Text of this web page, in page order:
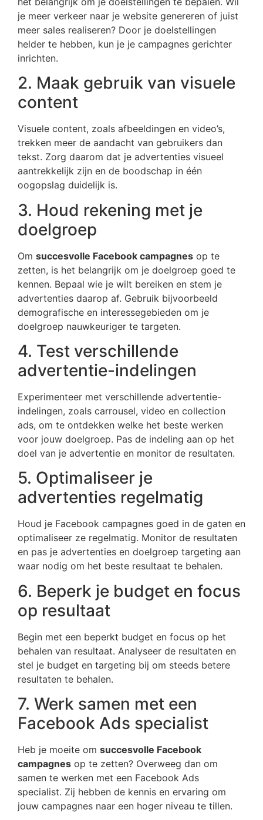
je meer verkeer naar je website genereren of juist
meer sales realiseren? Door je doelstellingen
helder te hebben, kun je je campagnes gerichter
inrichten.
2. Maak gebruik van visuele
content
Visuele content, zoals afbeeldingen en video’s,
trekken meer de aandacht van gebruikers dan
tekst. Zorg daarom dat je advertenties visueel
aantrekkelijk zijn en de boodschap in één
oogopslag duidelijk is.
3. Houd rekening met je
doelgroep
Om succesvolle Facebook campagnes op te
zetten, is het belangrijk om je doelgroep goed te
kennen. Bepaal wie je wilt bereiken en stem je
advertenties daarop af. Gebruik bijvoorbeeld
demografische en interessegebieden om je
doelgroep nauwkeuriger te targeten.
4. Test verschillende
advertentie-indelingen
Experimenteer met verschillende advertentie-
indelingen, zoals carrousel, video en collection
ads, om te ontdekken welke het beste werken
voor jouw doelgroep. Pas de indeling aan op het
doel van je advertentie en monitor de resultaten.
5. Optimaliseer je
advertenties regelmatig
Houd je Facebook campagnes goed in de gaten en
optimaliseer ze regelmatig. Monitor de resultaten
en pas je advertenties en doelgroep targeting aan
waar nodig om het beste resultaat te behalen.
6. Beperk je budget en focus
op resultaat
Begin met een beperkt budget en focus op het
behalen van resultaat. Analyseer de resultaten en
stel je budget en targeting bij om steeds betere
resultaten te behalen.
7. Werk samen met een
Facebook Ads specialist
Heb je moeite om succesvolle Facebook
campagnes op te zetten? Overweeg dan om
samen te werken met een Facebook Ads
specialist. Zij hebben de kennis en ervaring om
jouw campagnes naar een hoger niveau te tillen.